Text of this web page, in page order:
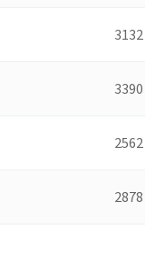
3132
3390
2562
2878